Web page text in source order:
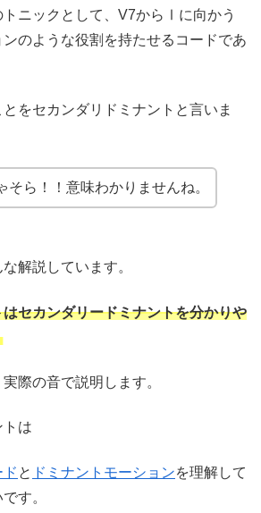
トニックとして、V7からⅠに向かう
ンのような役割を持たせるコードであ
をセカンダリドミナントと言いま
そら！！意味わかりませんね。
解説しています。
セカンダリードミナントを分かりや
際の音で説明します。
トは
と ドミナントモーションを理解して
す。